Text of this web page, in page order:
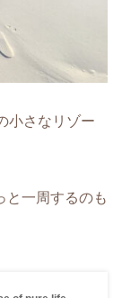
小さなリゾー
と一周するのも